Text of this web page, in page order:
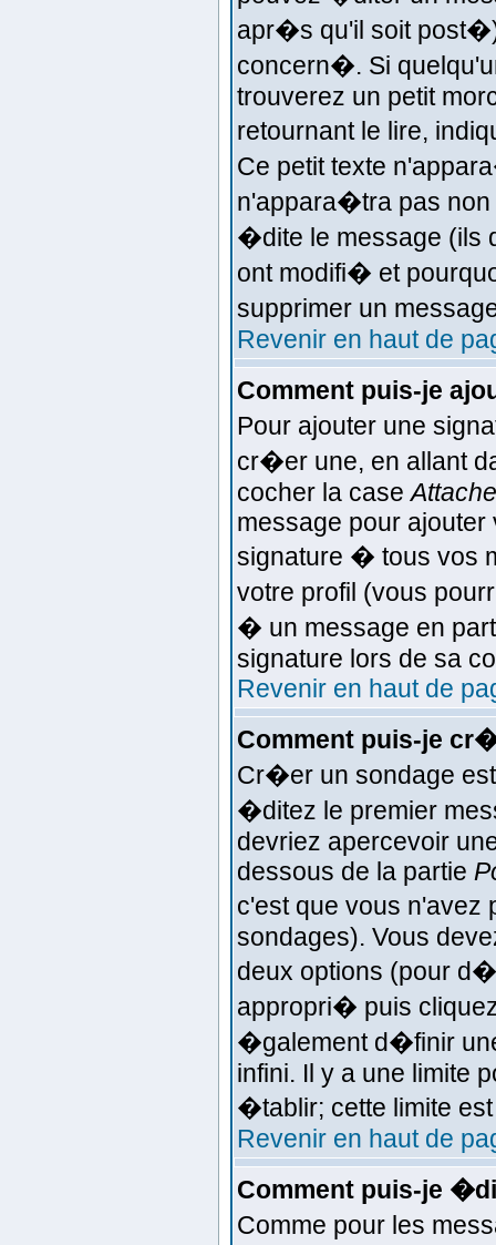
apr�s qu'il soit
concern�. Si
trouverez un petit
retournant le lire,
Ce petit texte
n'appara�tra pas
�dite le message (ils
ont modifi� et
supprimer un
Revenir en haut de
Comment puis-je
Pour ajouter une
cr�er une, en allant
cocher la case
message pour
signature � tous vos
votre profil (vous
� un message en
signature lors de sa
Revenir en haut de
Comment puis-je
Cr�er un sondage
�ditez le premier
devriez apercevoir
dessous de la partie
c'est que vous
sondages). Vous
deux options (pour
appropri� puis
�galement d�finir
infini. Il y a une limite
�tablir; cette limite
Revenir en haut de
Comment puis-je
Comme pour les